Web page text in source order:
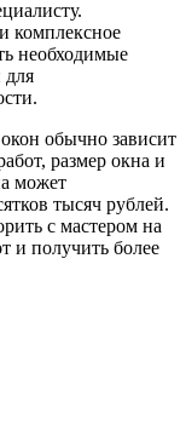
комплексное
необходимые
для
обычно зависит
размер окна и
может
тысяч рублей.
с мастером на
и получить более